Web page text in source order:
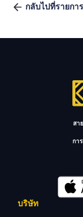
กลับไปที่รายกา
สา
กา
บริษัท